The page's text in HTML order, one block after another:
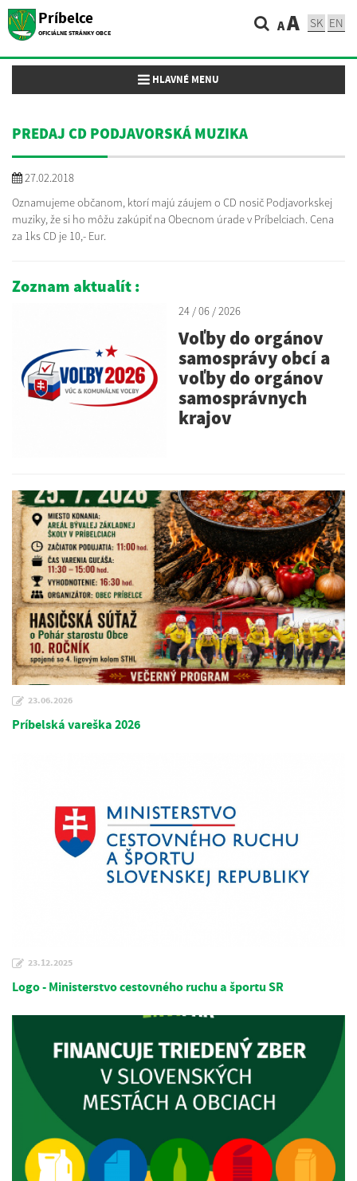
Príbelce
OFICIÁLNE STRÁNKY OBCE AA SK EN
Toggle navigation
HLAVNÉ MENU
PREDAJ CD PODJAVORSKÁ MUZIKA
27.02.2018
Oznamujeme občanom, ktorí majú záujem o CD nosič Podjavorkskej
muziky, že si ho môžu zakúpiť na Obecnom úrade v Príbelciach. Cena
za 1ks CD je 10,- Eur.
Zoznam aktualít :
24 / 06 / 2026
Voľby do orgánov
samosprávy obcí a
voľby do orgánov
samosprávnych
krajov
23.06.2026
Príbelská vareška 2026
23.12.2025
Logo - Ministerstvo cestovného ruchu a športu SR